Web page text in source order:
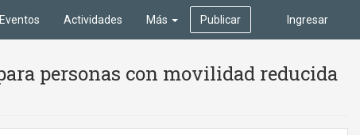
Ingresar
Eventos Actividades Más Publicar
personas con movilidad reducida